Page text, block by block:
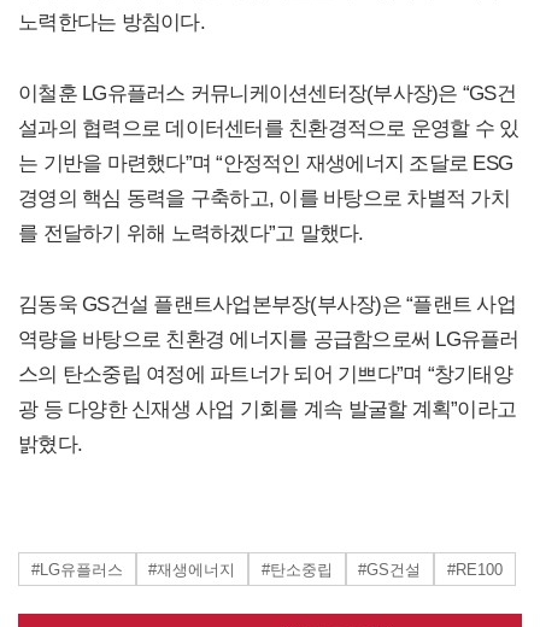
노력한다는 방침이다.
이철훈 LG유플러스 커뮤니케이션센터장(부사장)은 “GS건
설과의 협력으로 데이터센터를 친환경적으로 운영할 수 있
는 기반을 마련했다”며 “안정적인 재생에너지 조달로 ESG
경영의 핵심 동력을 구축하고, 이를 바탕으로 차별적 가치
를 전달하기 위해 노력하겠다”고 말했다.
김동욱 GS건설 플랜트사업본부장(부사장)은 “플랜트 사업
역량을 바탕으로 친환경 에너지를 공급함으로써 LG유플러
스의 탄소중립 여정에 파트너가 되어 기쁘다”며 “창기태양
광 등 다양한 신재생 사업 기회를 계속 발굴할 계획”이라고
밝혔다.
#LG유플러스 #재생에너지 #탄소중립 #GS건설 #RE100